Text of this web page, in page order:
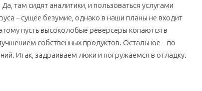
там сидят аналитики, и пользоваться услугами
– сущее безумие, однако в наши планы не входит
пусть высоколобые реверсеры копаются в
собственных продуктов. Остальное – по
Итак, задраиваем люки и погружаемся в отладку.